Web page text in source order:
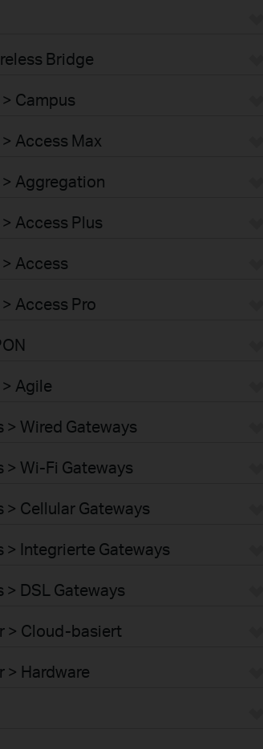
Bridge
Campus
Access Max
Aggregation
Access Plus
Access
Access Pro
Agile
> Wired Gateways
> Wi-Fi Gateways
> Cellular Gateways
> Integrierte Gateways
DSL Gateways
> Cloud-basiert
> Hardware